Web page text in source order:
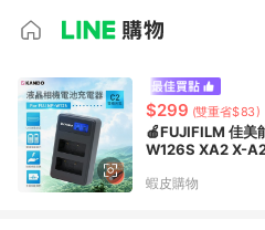
$299 (雙重省$83)
🍎FUJIFILM 佳美
W126S XA2 X-
蝦皮購物